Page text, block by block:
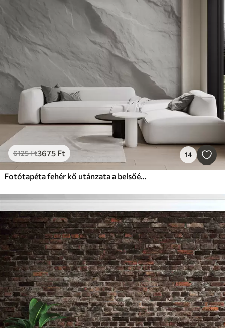
6125Ft3675 Ft 14
Fotótapéta fehér kő utánzata a belsőépítészetben